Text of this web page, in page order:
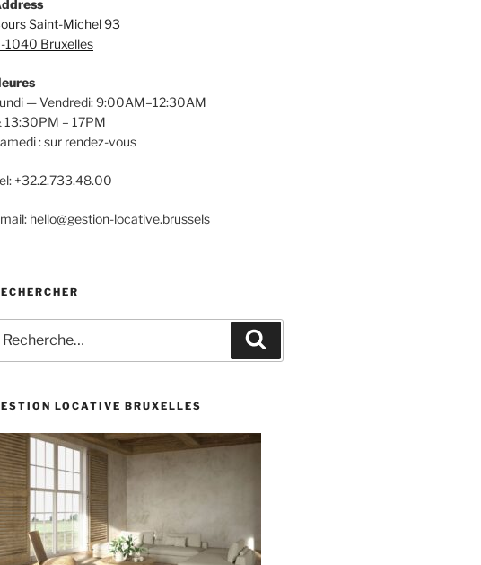
Saint-Michel 93
1040 Bruxelles
— Vendredi: 9:00AM–12:30AM
13:30PM – 17PM
: sur rendez-vous
+32.2.733.48.00
hello@gestion-locative.brussels
LOCATIVE BRUXELLES